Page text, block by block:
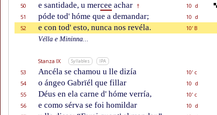
50
e santidade, u mercee achar †
10 d
51
póde tod' hóme que a demandar;
10 d
52
e con tod' esto, nunca nos revéla.
10' B
Vélla e Mininna...
Stanza IX Syllables IPA
53 Ancéla se chamou u lle dizía
10' c
54
o ángeo Gabrïél que fillar
10 d
55
Déus en ela carne d' hóme verría,
10' c
56
e como sérva se foi homildar
10 d